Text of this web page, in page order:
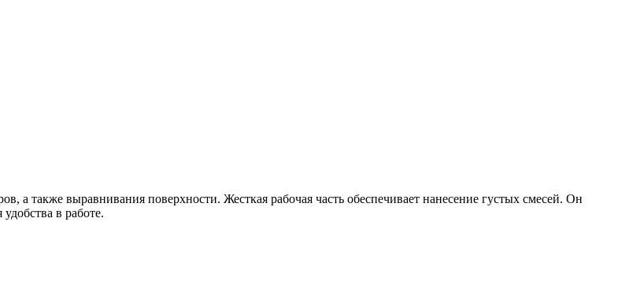
а также выравнивания поверхности. Жесткая рабочая часть обеспечивает нанесение густых смесей. Он
в работе.